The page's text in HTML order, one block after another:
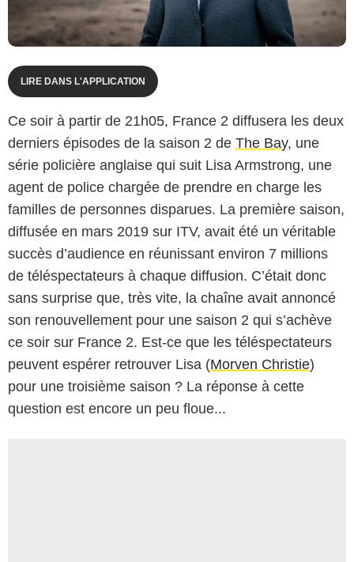
LIRE DANS L'APPLICATION
Ce soir à partir de 21h05, France 2 diffusera les deux
derniers épisodes de la saison 2 de The Bay, une
série policière anglaise qui suit Lisa Armstrong, une
agent de police chargée de prendre en charge les
familles de personnes disparues. La première saison,
diffusée en mars 2019 sur ITV, avait été un véritable
succès d’audience en réunissant environ 7 millions
de téléspectateurs à chaque diffusion. C’était donc
sans surprise que, très vite, la chaîne avait annoncé
son renouvellement pour une saison 2 qui s’achève
ce soir sur France 2. Est-ce que les téléspectateurs
peuvent espérer retrouver Lisa (Morven Christie)
pour une troisième saison ? La réponse à cette
question est encore un peu floue...